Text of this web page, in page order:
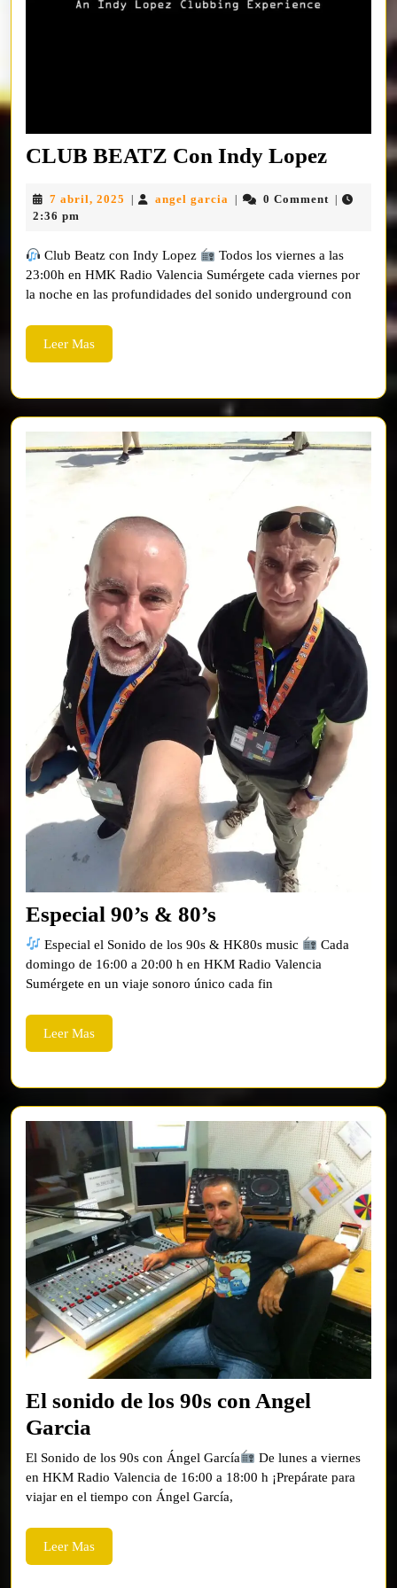
CLUB BEATZ Con Indy LopezCLUB
Con
Lopez
7 abril, 2025 angel garcia angel 0 Comment
2:36 pm
Club Beatz con Indy Lopez
Todos los viernes a las
23:00h en HMK Radio Valencia Sumérgete cada viernes por
la noche en las profundidades del sonido underground con
Leer MasLeer
Mas
Especial 90’s & 80’s
90’s
&
80’s
Especial el Sonido de los 90s & HK80s music
Cada
domingo de 16:00 a 20:00 h en HKM Radio Valencia
Sumérgete en un viaje sonoro único cada fin
Leer MasLeer
Mas
El sonido de los 90s con Angel
Garcia
sonido
de
los
90s
con
El Sonido de los 90s con Ángel García
De lunes a viernes
en HKM Radio Valencia de 16:00 a 18:00 h ¡Prepárate para
viajar en el tiempo con Ángel García,
Leer MasLeer
Mas